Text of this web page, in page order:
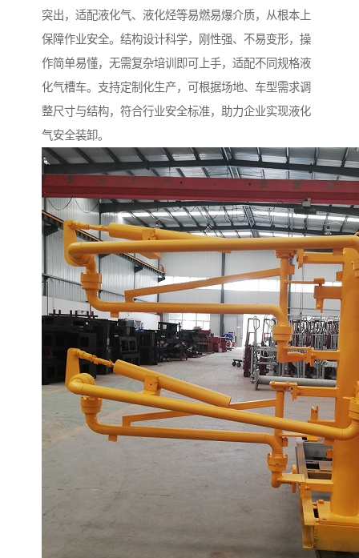
突出，适配液化气、液化烃等易燃易爆介质，从根本上
保障作业安全。结构设计科学，刚性强、不易变形，操
作简单易懂，无需复杂培训即可上手，适配不同规格液
化气槽车。支持定制化生产，可根据场地、车型需求调
整尺寸与结构，符合行业安全标准，助力企业实现液化
气安全装卸。